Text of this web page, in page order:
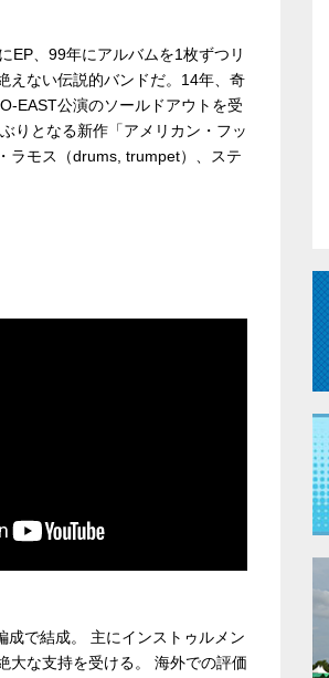
EP、99年にアルバムを1枚ずつリ
えない伝説的バンドだ。14年、奇
EAST公演のソールドアウトを受
りとなる新作「アメリカン・フッ
ラモス（drums, trumpet）、ステ
で結成。 主にインストゥルメン
大な支持を受ける。 海外での評価